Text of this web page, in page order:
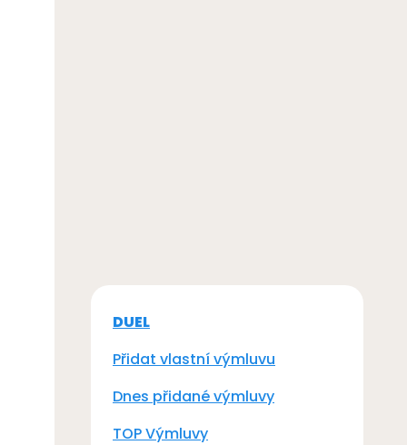
DUEL
Přidat vlastní výmluvu
Dnes přidané výmluvy
TOP Výmluvy